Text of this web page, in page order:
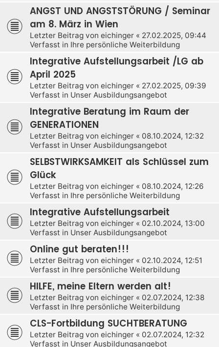
ANGST UND ANGSTSTÖRUNG / Seminar
am 8. März in Wien
Letzter Beitrag von eichinger « 27.02.2025, 09:44
Verfasst in Ihre persönliche Weiterbildung
Integrative Aufstellungsarbeit /LG ab
April 2025
Letzter Beitrag von eichinger « 27.02.2025, 09:39
Verfasst in Unser Ausbildungsangebot
Integrative Beratung im Raum der
GENERATIONEN
Letzter Beitrag von eichinger « 08.10.2024, 12:32
Verfasst in Unser Ausbildungsangebot
SELBSTWIRKSAMKEIT als Schlüssel zum
Glück
Letzter Beitrag von eichinger « 08.10.2024, 12:26
Verfasst in Ihre persönliche Weiterbildung
Integrative Aufstellungsarbeit
Letzter Beitrag von eichinger « 02.10.2024, 13:00
Verfasst in Unser Ausbildungsangebot
Online gut beraten!!!
Letzter Beitrag von eichinger « 02.10.2024, 12:51
Verfasst in Ihre persönliche Weiterbildung
HILFE, meine Eltern werden alt!
Letzter Beitrag von eichinger « 02.07.2024, 12:38
Verfasst in Ihre persönliche Weiterbildung
CLS-Fortbildung SUCHTBERATUNG
Letzter Beitrag von eichinger « 02.07.2024, 12:32
Verfasst in Unser Ausbildungsangebot